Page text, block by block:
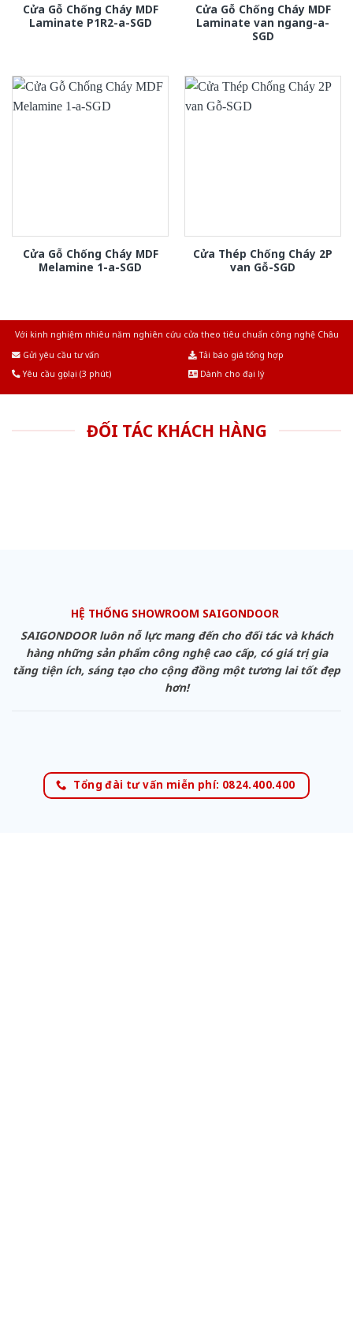
Cửa Gỗ Chống Cháy MDF
Laminate P1R2-a-SGD
Cửa Gỗ Chống Cháy MDF
Laminate van ngang-a-
SGD
Cửa Gỗ Chống Cháy MDF
Melamine 1-a-SGD
Cửa Thép Chống Cháy 2P
van Gỗ-SGD
Với kinh nghiệm nhiêu năm nghiên cứu cửa theo tiêu chuẩn công nghệ Châu
Gửi yêu cầu tư vấn
Tải báo giá tổng hợp
Yêu cầu gọi lại (3 phút)
Dành cho đại lý
ĐỐI TÁC KHÁCH HÀNG
HỆ THỐNG SHOWROOM SAIGONDOOR
SAIGONDOOR luôn nỗ lực mang đến cho đối tác và khách
hàng những sản phẩm công nghệ cao cấp, có giá trị gia
tăng tiện ích, sáng tạo cho cộng đồng một tương lai tốt đẹp
hơn!
Tổng đài tư vấn miễn phí: 0824.400.400